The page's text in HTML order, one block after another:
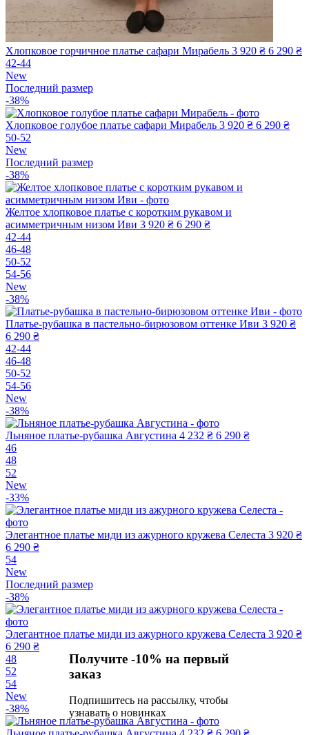
Хлопковое горчичное платье сафари Мирабель 3 920 ₴ 6 290 ₴
42-44
New
Последний размер
-38%
Хлопковое голубое платье сафари Мирабель 3 920 ₴ 6 290 ₴
50-52
New
Последний размер
-38%
Желтое хлопковое платье с коротким рукавом и
асимметричным низом Иви 3 920 ₴ 6 290 ₴
42-44
46-48
50-52
54-56
New
-38%
Платье-рубашка в пастельно-бирюзовом оттенке Иви 3 920 ₴
6 290 ₴
42-44
46-48
50-52
54-56
New
-38%
Льняное платье-рубашка Августина 4 232 ₴ 6 290 ₴
46
48
52
New
-33%
Элегантное платье миди из ажурного кружева Селеста 3 920 ₴
6 290 ₴
54
New
Последний размер
-38%
Элегантное платье миди из ажурного кружева Селеста 3 920 ₴
6 290 ₴
48
52
54
New
-38%
Получите -10% на первый
заказ
Подпишитесь на рассылку, чтобы
узнавать о новинках